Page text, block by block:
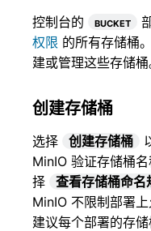
控制台的 bucket
权限 的所有存储桶
建或管理这些存储桶
创建存储桶
选择 创建存储桶
MinIO 验证存储桶
择
查看存储桶命名
MinIO 不限制部署
建议每个部署的存